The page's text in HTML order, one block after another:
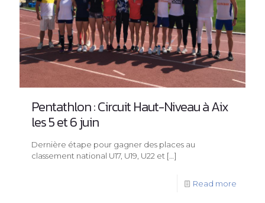
Pentathlon : Circuit Haut-Niveau à Aix
les 5 et 6 juin
Dernière étape pour gagner des places au
classement national U17, U19, U22 et […]
Read more